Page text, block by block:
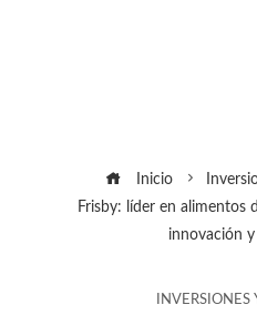
Inicio
Frisby: líder en alimentos
innovación
INVERSIONES